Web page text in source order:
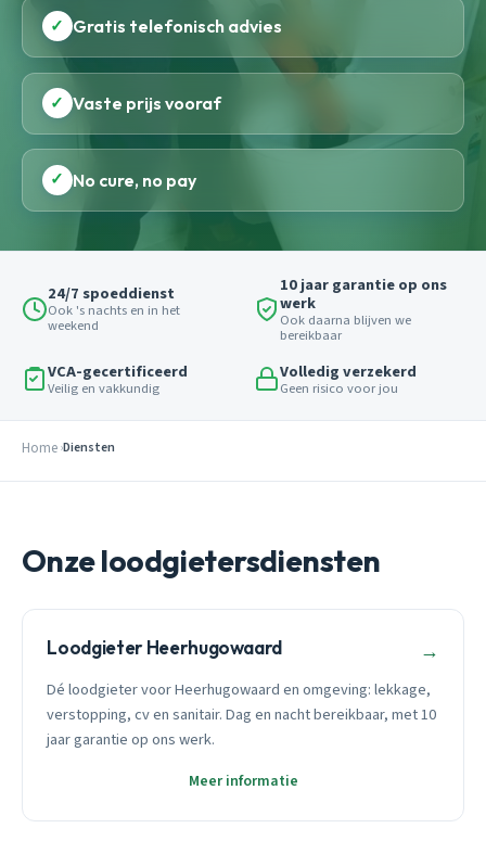
✓ Gratis telefonisch advies
✓ Vaste prijs vooraf
✓ No cure, no pay
24/7 spoeddienst
Ook 's nachts en in het
weekend
10 jaar garantie op ons
werk
Ook daarna blijven we
bereikbaar
VCA-gecertificeerd
Veilig en vakkundig
Volledig verzekerd
Geen risico voor jou
Home Diensten
Onze loodgietersdiensten
Loodgieter Heerhugowaard →
Dé loodgieter voor Heerhugowaard en omgeving: lekkage,
verstopping, cv en sanitair. Dag en nacht bereikbaar, met 10
jaar garantie op ons werk.
Meer informatie